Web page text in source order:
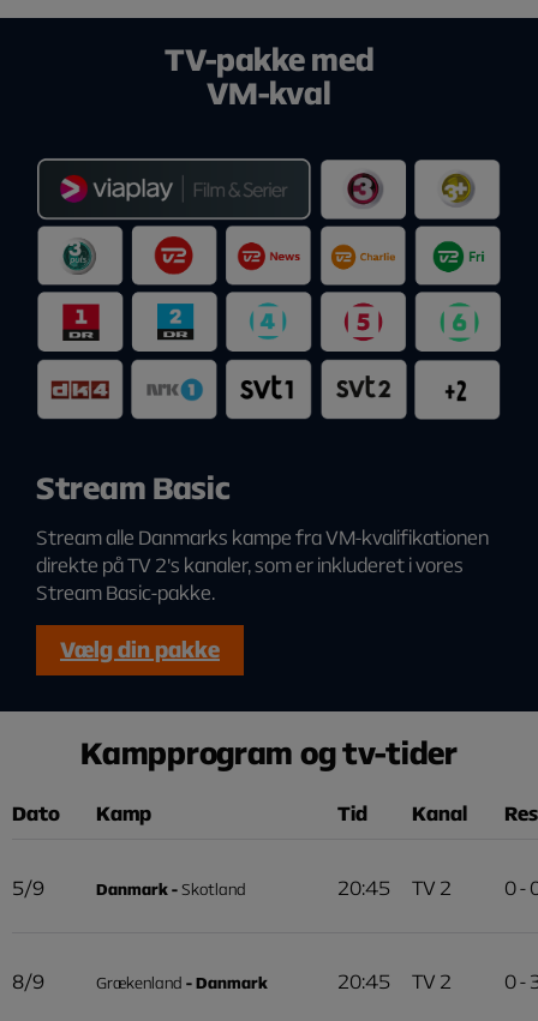
TV-pakke med
VM-kval
Stream Basic
Stream alle Danmarks kampe fra VM-kvalifikationen
direkte på TV 2's kanaler, som er inkluderet i vores
Stream Basic-pakke.
Vælg din pakke
Kampprogram ogtv-tider
Dato Kamp Tid Kanal
5/9 Danmark - Skotland 20:45 TV 2 0 -
8/9 Grækenland - Danmark 20:45 TV 2 0 -